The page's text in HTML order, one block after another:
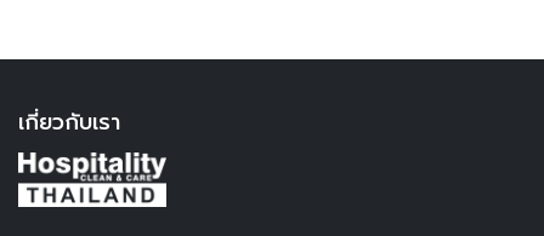
เกี่ยวกับเรา